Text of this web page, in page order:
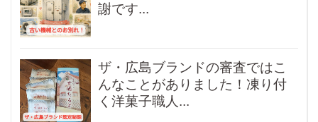
謝です...
ザ・広島ブランドの審査ではこ
んなことがありました！凍り付
く洋菓子職人...